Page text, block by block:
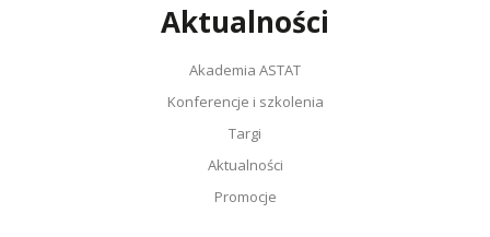
Aktualności
Akademia ASTAT
Konferencje i szkolenia
Targi
Aktualności
Promocje